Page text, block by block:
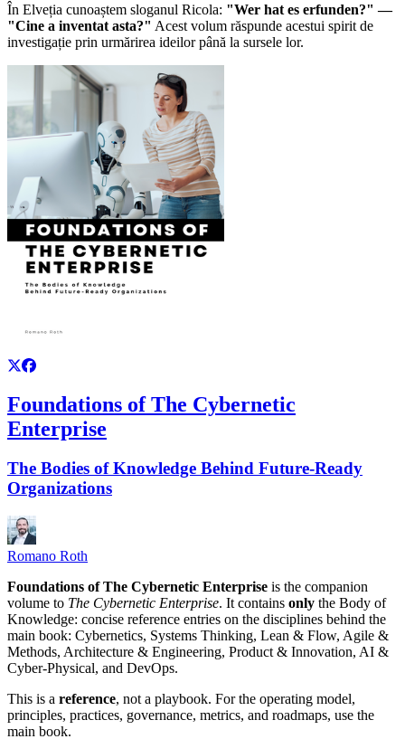
În Elveția cunoaștem sloganul Ricola: "Wer hat es erfunden?" —
"Cine a inventat asta?" Acest volum răspunde acestui spirit de
investigație prin urmărirea ideilor până la sursele lor.
Foundations of The Cybernetic
Enterprise
The Bodies of Knowledge Behind Future-Ready
Organizations
Romano Roth
Foundations of The Cybernetic Enterprise is the companion
volume to The Cybernetic Enterprise. It contains only the Body of
Knowledge: concise reference entries on the disciplines behind the
main book: Cybernetics, Systems Thinking, Lean & Flow, Agile &
Methods, Architecture & Engineering, Product & Innovation, AI &
Cyber-Physical, and DevOps.
This is a reference, not a playbook. For the operating model,
principles, practices, governance, metrics, and roadmaps, use the
main book.